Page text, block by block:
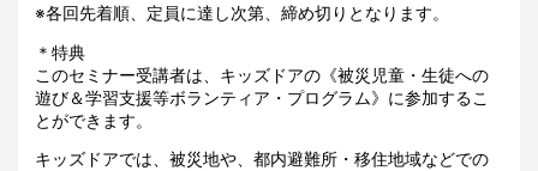
※各回先着順、定員に達し次第、締め切りとなります。
＊特典
このセミナー受講者は、キッズドアの《被災児童・生徒への
遊び＆学習支援等ボランティア・プログラム》に参加するこ
とができます。
キッズドアでは、被災地や、都内避難所・移住地域などでの